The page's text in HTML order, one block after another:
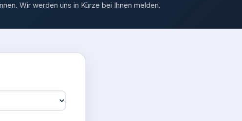
Wir werden uns in Kürze bei Ihnen melden.